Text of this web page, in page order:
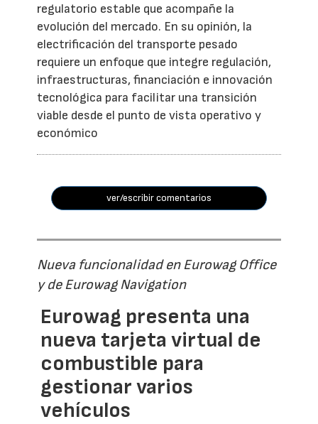
regulatorio estable que acompañe la
evolución del mercado. En su opinión, la
electrificación del transporte pesado
requiere un enfoque que integre regulación,
infraestructuras, financiación e innovación
tecnológica para facilitar una transición
viable desde el punto de vista operativo y
económico
ver/escribir comentarios
Nueva funcionalidad en Eurowag Office
y de Eurowag Navigation
Eurowag presenta una
nueva tarjeta virtual de
combustible para
gestionar varios
vehículos